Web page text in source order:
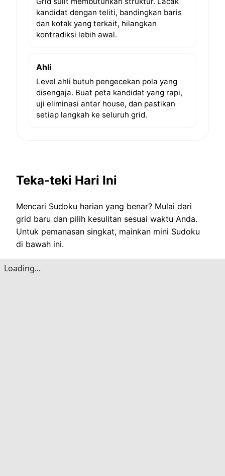
kandidat dengan teliti, bandingkan baris
dan kotak yang terkait, hilangkan
kontradiksi lebih awal.
Ahli
Level ahli butuh pengecekan pola yang
disengaja. Buat peta kandidat yang rapi,
uji eliminasi antar house, dan pastikan
setiap langkah ke seluruh grid.
Teka-teki Hari Ini
Mencari Sudoku harian yang benar? Mulai dari
grid baru dan pilih kesulitan sesuai waktu Anda.
Untuk pemanasan singkat, mainkan mini Sudoku
di bawah ini.